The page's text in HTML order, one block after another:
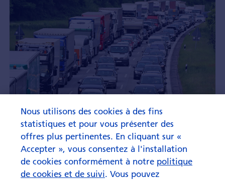
Nous utilisons des cookies à des fins
statistiques et pour vous présenter des
offres plus pertinentes. En cliquant sur «
Accepter », vous consentez à l'installation
de cookies conformément à notre politique
de cookies et de suivi. Vous pouvez